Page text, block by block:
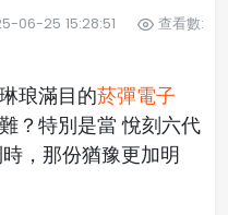
06-25 15:28:51
查看數:
琅滿目的菸彈電子
？特別是當 悅刻六代
，那份猶豫更加明